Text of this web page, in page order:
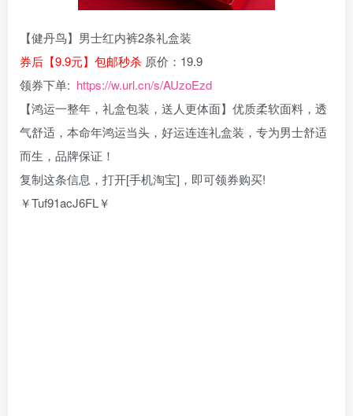
【健丹鸟】男士红内裤2条礼盒装
券后【9.9元】包邮秒杀 原价：19.9
领券下单: https://w.url.cn/s/AUzoEzd
【鸿运一整年，礼盒包装，送人更体面】优质柔软面料，透
气舒适，本命年鸿运当头，好运连连礼盒装，专为男士舒适
而生，品牌保证！
复制这条信息，打开[手机淘宝]，即可领券购买!
￥Tuf91acJ6FL￥